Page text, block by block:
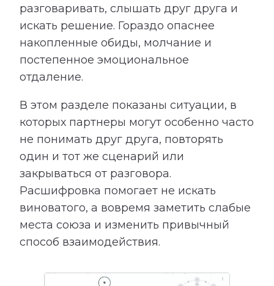
разговаривать, слышать друг друга и
искать решение. Гораздо опаснее
накопленные обиды, молчание и
постепенное эмоциональное
отдаление.
В этом разделе показаны ситуации, в
которых партнеры могут особенно часто
не понимать друг друга, повторять
один и тот же сценарий или
закрываться от разговора.
Расшифровка помогает не искать
виноватого, а вовремя заметить слабые
места союза и изменить привычный
способ взаимодействия.